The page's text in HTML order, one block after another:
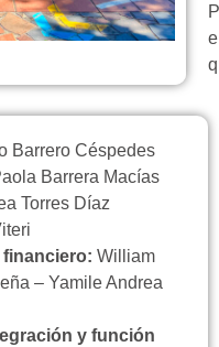
Barrero Céspedes
Barrera Macías
Torres Díaz
William
– Yamile Andrea
y función